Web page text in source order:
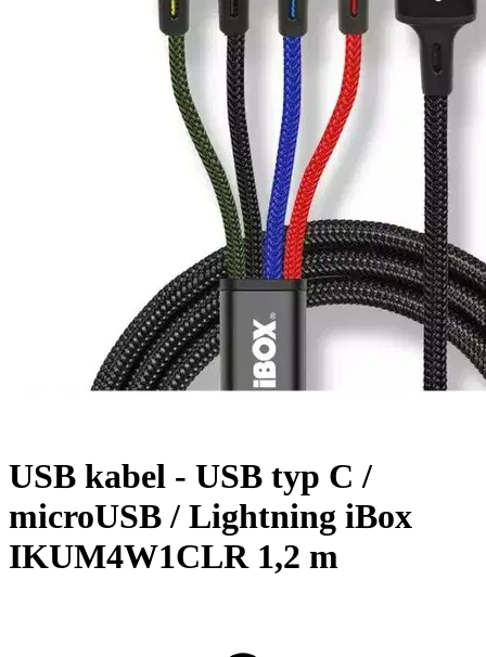
USB kabel - USB typ C /
microUSB / Lightning iBox
IKUM4W1CLR 1,2 m